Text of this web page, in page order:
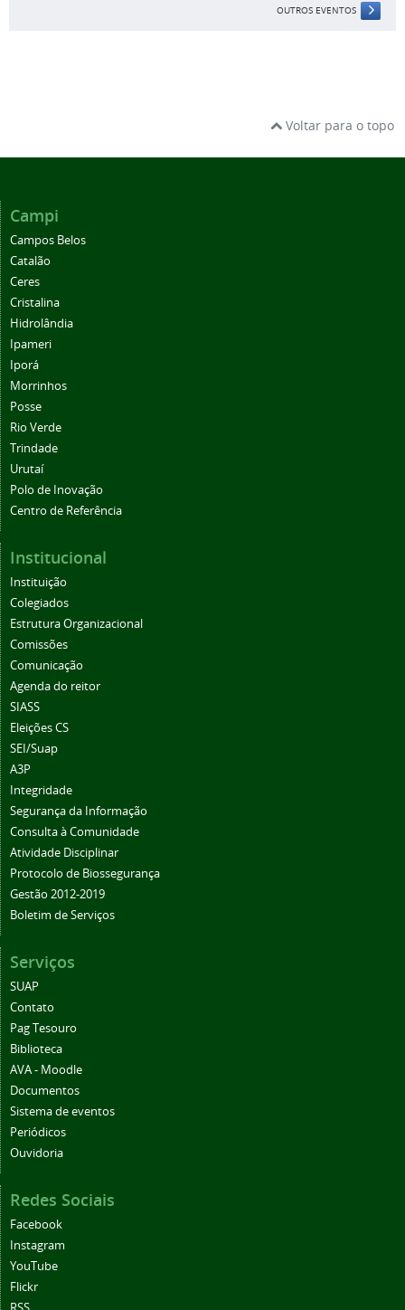
OUTROS EVENTOS
Voltar para o topo
Campi
Campos Belos
Catalão
Ceres
Cristalina
Hidrolândia
Ipameri
Iporá
Morrinhos
Posse
Rio Verde
Trindade
Urutaí
Polo de Inovação
Centro de Referência
Institucional
Instituição
Colegiados
Estrutura Organizacional
Comissões
Comunicação
Agenda do reitor
SIASS
Eleições CS
SEI/Suap
A3P
Integridade
Segurança da Informação
Consulta à Comunidade
Atividade Disciplinar
Protocolo de Biossegurança
Gestão 2012-2019
Boletim de Serviços
Serviços
SUAP
Contato
Pag Tesouro
Biblioteca
AVA - Moodle
Documentos
Sistema de eventos
Periódicos
Ouvidoria
Redes Sociais
Facebook
Instagram
YouTube
Flickr